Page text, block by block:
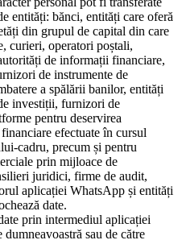
entități: bănci, entități care oferă
din grupul de capital din care
curieri, operatori poștali,
de informații financiare,
de instrumente de
a spălării banilor, entități
investiții, furnizori de
pentru deservirea
efectuate în cursul
cadru, precum și pentru
prin mijloace de
juridici, firme de audit,
aplicației WhatsApp și entități
date.
prin intermediul aplicației
sau de către